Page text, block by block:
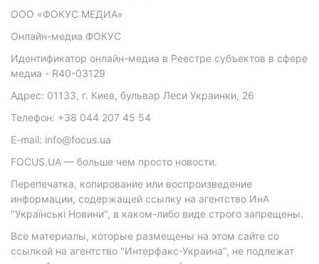
ООО «ФОКУС МЕДИА»
Онлайн-медиа ФОКУС
Идентификатор онлайн-медиа в Реестре субъектов в сфере
медиа - R40-03129
Адрес: 01133, г. Киев, бульвар Леси Украинки, 26
Телефон: +38 044 207 45 54
E-mail: info@focus.ua
FOCUS.UA — больше чем просто новости.
Перепечатка, копирование или воспроизведение
информации, содержащей ссылку на агентство ИнА
"Українські Новини", в каком-либо виде строго запрещены.
Все материалы, которые размещены на этом сайте со
ссылкой на агентство "Интерфакс-Украина", не подлежат